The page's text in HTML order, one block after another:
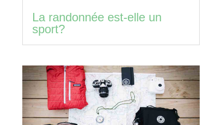
La randonnée est-elle un
sport?